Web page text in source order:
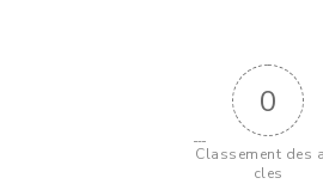
0
Classement des
cles